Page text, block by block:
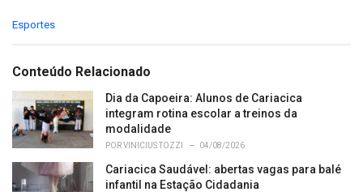
C
e
o
r
i
e
Esportes
Conteúdo Relacionado
Dia da Capoeira: Alunos de Cariacica
integram rotina escolar a treinos da
modalidade
PORVINICIUS TOZZI 04/08/2026
Cariacica Saudável: abertas vagas para balé
infantil na Estação Cidadania